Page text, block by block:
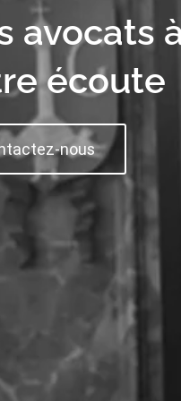
avocats
écoute
nous